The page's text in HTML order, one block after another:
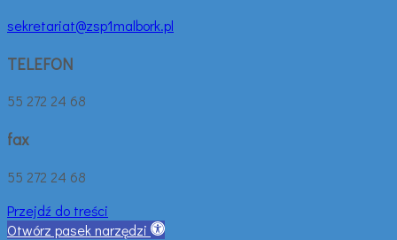
sekretariat@zsp1malbork.pl
TELEFON
55 272 24 68
fax
55 272 24 68
Przejdź do treści
Otwórz pasek narzędzi